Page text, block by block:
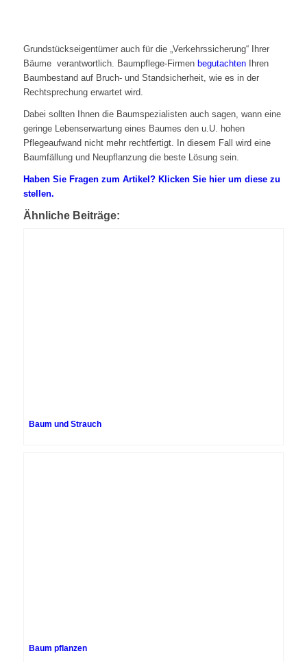
Grundstückseigentümer auch für die „Verkehrssicherung“ Ihrer
Bäume verantwortlich. Baumpflege-Firmen begutachtenIhren
Baumbestand auf Bruch- und Standsicherheit, wie es in der
Rechtsprechung erwartet wird.
Dabei sollten Ihnen die Baumspezialisten auch sagen, wann eine
geringe Lebenserwartung eines Baumes den u.U. hohen
Pflegeaufwand nicht mehr rechtfertigt. In diesem Fall wird eine
Baumfällung und Neupflanzung die beste Lösung sein.
Haben Sie Fragen zum Artikel? Klicken Sie hier um diese zu
stellen.
Ähnliche Beiträge:
Baum und Strauch
Baum pflanzen